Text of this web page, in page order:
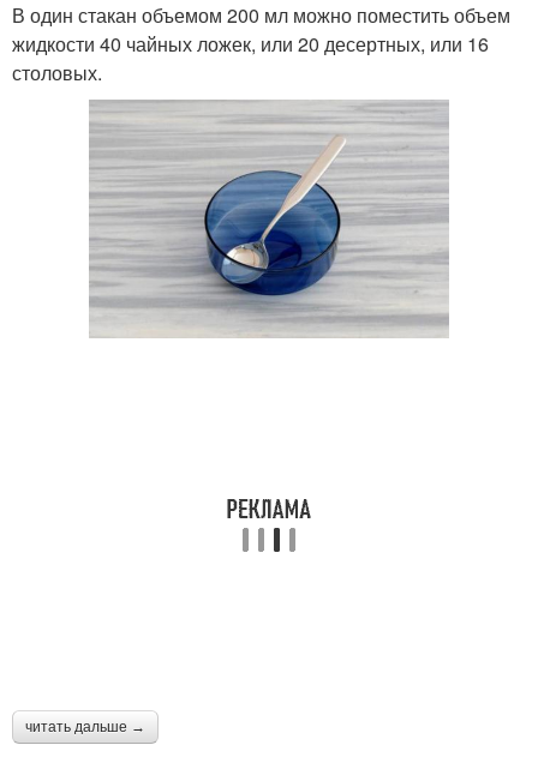
В один стакан объемом 200 мл можно поместить объем
жидкости 40 чайных ложек, или 20 десертных, или 16
столовых.
читать дальше →